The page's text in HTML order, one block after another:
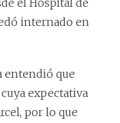
internado en
entendió que
expectativa
por lo que